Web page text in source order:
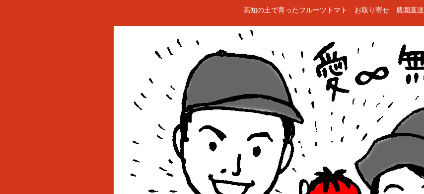
高知の土で育ったフルーツトマト お取り寄せ 農園直送